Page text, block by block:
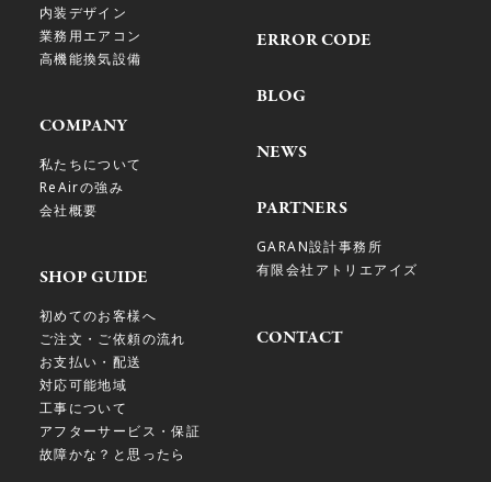
内装デザイン
業務用エアコン
高機能換気設備
COMPANY
私たちについて
ReAirの強み
会社概要
SHOP GUIDE
初めてのお客様へ
ご注文・ご依頼の流れ
お支払い・配送
対応可能地域
工事について
アフターサービス・保証
故障かな？と思ったら
ERROR CODE
BLOG
NEWS
PARTNERS
GARAN設計事務所
有限会社アトリエアイズ
CONTACT